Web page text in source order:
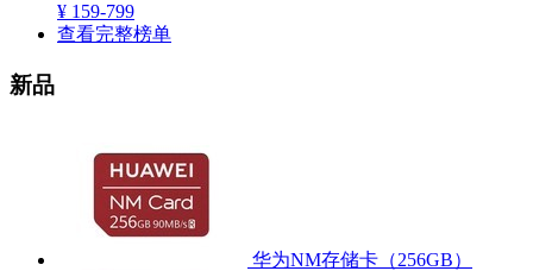
¥ 159-799
查看完整榜单
新品
华为NM存储卡（256GB）